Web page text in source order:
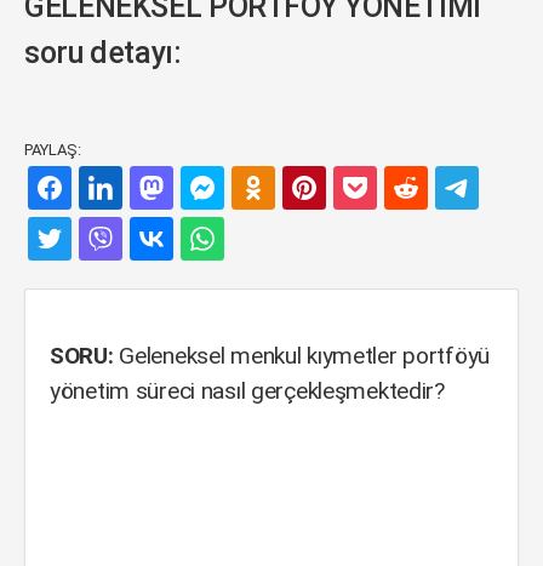
soru detayı:
PAYLAŞ:
SORU: Geleneksel menkul kıymetler portföyü
yönetim süreci nasıl gerçekleşmektedir?